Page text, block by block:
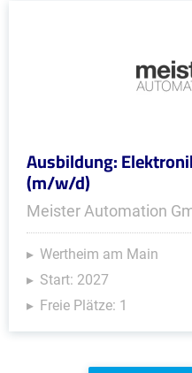
Ausbildung:
(m/w/d)
Meister Automation
Wertheim am Main
Start: 2027
Freie Plätze: 1